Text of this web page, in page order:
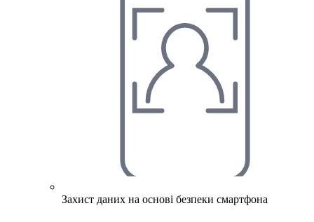
Захист даних на основі безпеки смартфона